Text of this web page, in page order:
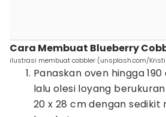
Cara Membuat Blueberry
ilustrasi membuat cobbler (unsplash.com/
Panaskan oven hingga
lalu olesi loyang
20 x 28 cm dengan